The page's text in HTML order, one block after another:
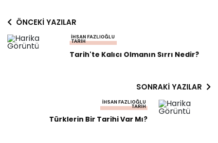
ÖNCEKI YAZILAR
İHSAN FAZLIOĞLU
TARIH
Tarih'te Kalıcı Olmanın Sırrı Nedir?
SONRAKI YAZILAR
İHSAN FAZLIOĞLU
TARIH
Türklerin Bir Tarihi Var Mı?